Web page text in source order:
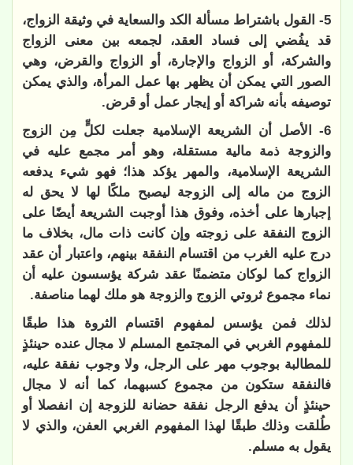
5- القول باشتراط مسألة الكد والسعاية في وثيقة الزواج،
قد يفُضي إلى فساد العقد، لجمعه بين معنى الزواج
والشركة، أو الزواج والإجارة، أو الزواج والقرض، وهي
الصور التي يمكن أن يظهر بها عمل المرأة، والذي يمكن
توصيفه بأنه شراكة أو إيجار عمل أو قرض.
6- الأصل أن الشريعة الإسلامية جعلت لكلٍّ مِن الزوج
والزوجة ذمة مالية مستقلة، وهو أمر مجمع عليه في
الشريعة الإسلامية، والمهر يؤكد هذا؛ فهو شيء يدفعه
الزوج من ماله إلى الزوجة ليصبح ملكًا لها لا يحق له
إجبارها على أخذه، وفوق هذا أوجبت الشريعة أيضًا على
الزوج النفقة على زوجته وإن كانت ذات مال، بخلاف ما
درج عليه الغرب من اقتسام النفقة بينهم، واعتبار أن عقد
الزواج كما لوكان متضمنًا عقد شركة يؤسسون عليه أن
نماء مجموع ثروتي الزوج والزوجة هو ملك لهما مناصفة.
لذلك فمن يؤسس لمفهوم اقتسام الثروة هذا طبقًا
للمفهوم الغربي في المجتمع المسلم لا مجال عنده حينئذٍ
للمطالبة بوجوب مهر على الرجل، ولا وجوب نفقة عليه،
فالنفقة ستكون من مجموع كسبهما، كما أنه لا مجال
حينئذٍ أن يدفع الرجل نفقة حضانة للزوجة إن انفصلا أو
طُلقت وذلك طبقًا لهذا المفهوم الغربي العفن، والذي لا
يقول به مسلم.